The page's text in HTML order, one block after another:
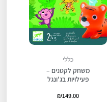
כללי
משחק לקטנים –
פעילויות בג'ונגל
₪149.00